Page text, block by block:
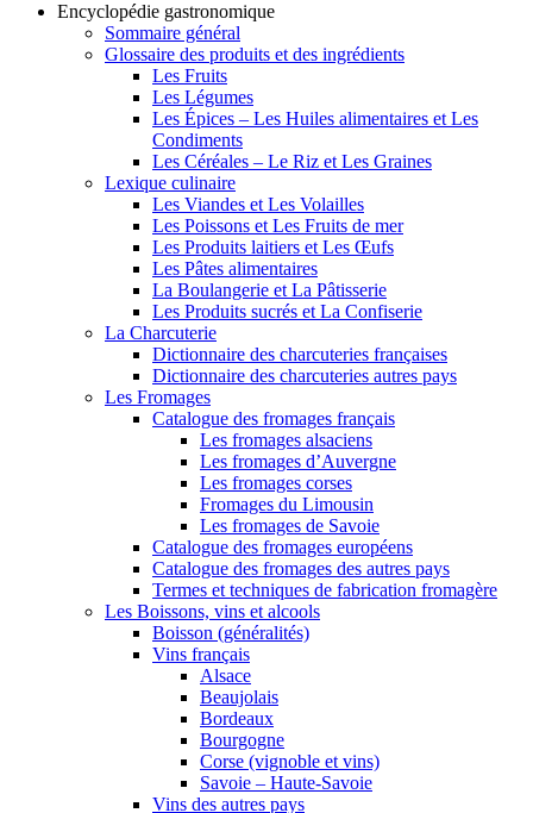
Encyclopédie gastronomique
Sommaire général
Glossaire des produits et des ingrédients
Les Fruits
Les Légumes
Les Épices – Les Huiles alimentaires et Les
Condiments
Les Céréales – Le Riz et Les Graines
Lexique culinaire
Les Viandes et Les Volailles
Les Poissons et Les Fruits de mer
Les Produits laitiers et Les Œufs
Les Pâtes alimentaires
La Boulangerie et La Pâtisserie
Les Produits sucrés et La Confiserie
La Charcuterie
Dictionnaire des charcuteries françaises
Dictionnaire des charcuteries autres pays
Les Fromages
Catalogue des fromages français
Les fromages alsaciens
Les fromages d’Auvergne
Les fromages corses
Fromages du Limousin
Les fromages de Savoie
Catalogue des fromages européens
Catalogue des fromages des autres pays
Termes et techniques de fabrication fromagère
Les Boissons, vins et alcools
Boisson (généralités)
Vins français
Alsace
Beaujolais
Bordeaux
Bourgogne
Corse (vignoble et vins)
Savoie – Haute-Savoie
Vins des autres pays